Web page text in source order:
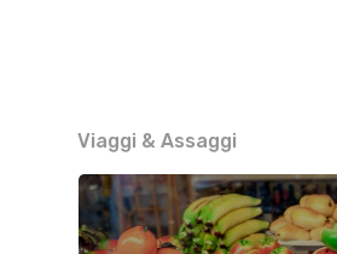
Viaggi & Assaggi